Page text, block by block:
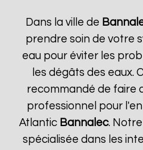
Dans la ville de
prendre soin de votre
eau pour éviter les
les dégâts des eaux.
recommandé de faire
professionnel pour
Atlantic Bannalec.
spécialisée dans les